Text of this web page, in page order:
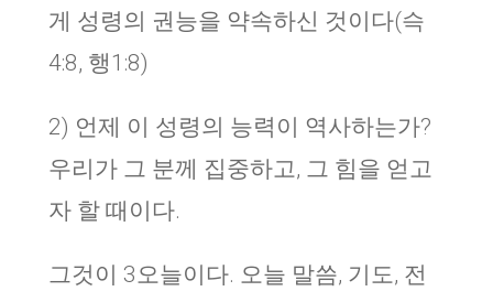
게 성령의 권능을 약속하신 것이다(슥
4:8, 행1:8)
2) 언제 이 성령의 능력이 역사하는가?
우리가 그 분께 집중하고, 그 힘을 얻고
자 할 때이다.
그것이 3오늘이다. 오늘 말씀, 기도, 전